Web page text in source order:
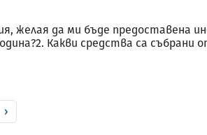
желая да ми бъде предоставена
Какви средства са събрани
›